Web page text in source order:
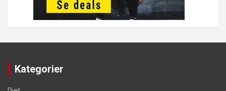
Kategorier